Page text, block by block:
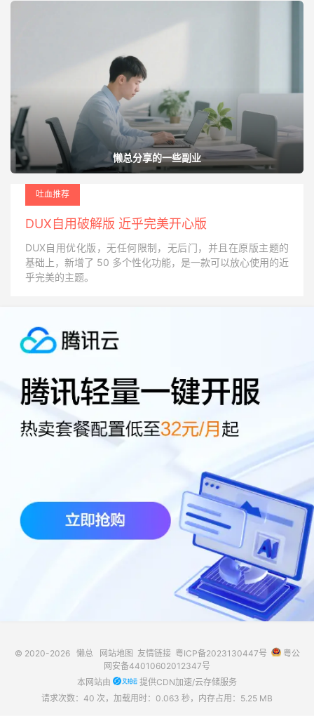
懒总分享的一些副业
吐血推荐
DUX自用破解版 近乎完美开心版
DUX自用优化版，无任何限制，无后门，并且在原版主题的
基础上，新增了 50 多个性化功能，是一款可以放心使用的近
乎完美的主题。
© 2020-2026 懒总 网站地图 友情链接 粤ICP备2023130447号
粤公
网安备44010602012347号
本网站由
提供CDN加速/云存储服务
请求次数：40 次，加载用时：0.063 秒，内存占用：5.25 MB